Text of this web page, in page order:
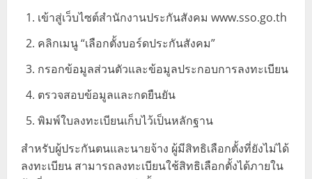
เข้าสู่เว็บไซต์สำนักงานประกันสังคม www.sso.go.th
คลิกเมนู “เลือกตั้งบอร์ดประกันสังคม”
กรอกข้อมูลส่วนตัวและข้อมูลประกอบการลงทะเบียน
ตรวจสอบข้อมูลและกดยืนยัน
พิมพ์ใบลงทะเบียนเก็บไว้เป็นหลักฐาน
สำหรับผู้ประกันตนและนายจ้าง ผู้มีสิทธิเลือกตั้งที่ยังไม่ได้
ลงทะเบียน สามารถลงทะเบียนใช้สิทธิเลือกตั้งได้ภายใน